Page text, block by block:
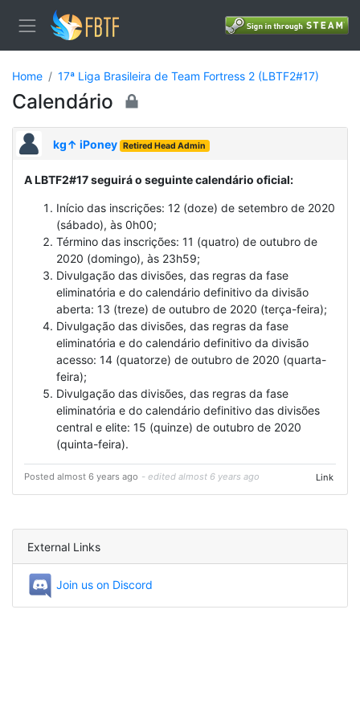
Home 17ª Liga Brasileira de Team Fortress 2 (LBTF2#17)
Calendário
kg↑ iPoney Retired Head Admin
A LBTF2#17 seguirá o seguinte calendário oficial:
Início das inscrições: 12 (doze) de setembro de 2020
(sábado), às 0h00;
Término das inscrições: 11 (quatro) de outubro de
2020 (domingo), às 23h59;
Divulgação das divisões, das regras da fase
eliminatória e do calendário definitivo da divisão
aberta: 13 (treze) de outubro de 2020 (terça-feira);
Divulgação das divisões, das regras da fase
eliminatória e do calendário definitivo da divisão
acesso: 14 (quatorze) de outubro de 2020 (quarta-
feira);
Divulgação das divisões, das regras da fase
eliminatória e do calendário definitivo das divisões
central e elite: 15 (quinze) de outubro de 2020
(quinta-feira).
Posted almost 6 years ago - edited almost 6 years ago Link
External Links
Join us on Discord